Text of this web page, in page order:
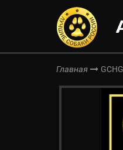
Главная